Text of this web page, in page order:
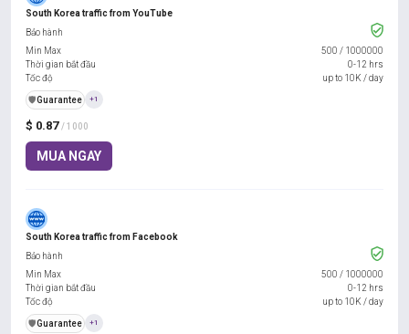
South Korea traffic from YouTube
$ 0.87 / 1000
MUA NGAY
Bảo hành
Min Max
500 / 1000000
Thời gian bắt đầu
0-12 hrs
Tốc độ
up to 10K / day
️🛡️Guarantee +1
South Korea traffic from Facebook
Bảo hành
Min Max
500 / 1000000
Thời gian bắt đầu
0-12 hrs
Tốc độ
up to 10K / day
️🛡️Guarantee +1